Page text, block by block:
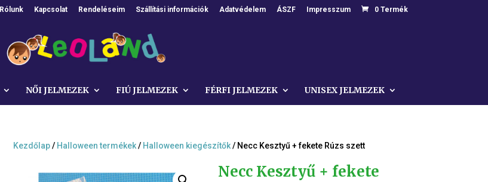
Rólunk Kapcsolat Rendeléseim Szállítási információk Adatvédelem ÁSZF Impresszum 0 Termék
NŐI JELMEZEK FIÚ JELMEZEK FÉRFI JELMEZEK UNISEX JELMEZEK
Kezdőlap/ Halloween termékek/ Halloween kiegészítők/ Necc Kesztyű + fekete Rúzs szett
Necc Kesztyű + fekete